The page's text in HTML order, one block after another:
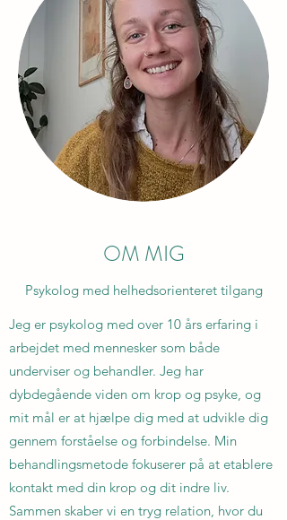
OM MIG
Psykolog med helhedsorienteret tilgang
Jeg er psykolog med over 10 års erfaring i
arbejdet med mennesker som både
underviser og behandler. Jeg har
dybdegående viden om krop og psyke, og
mit mål er at hjælpe dig med at udvikle dig
gennem forståelse og forbindelse. Min
behandlingsmetode fokuserer på at etablere
kontakt med din krop og dit indre liv.
Sammen skaber vi en tryg relation, hvor du